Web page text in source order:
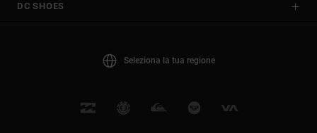
DC SHOES
Seleziona la tua regione